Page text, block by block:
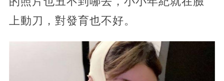
上動刀，對發育也不好。